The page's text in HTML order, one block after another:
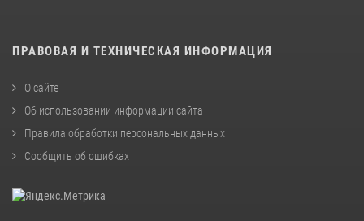
ПРАВОВАЯ И ТЕХНИЧЕСКАЯ ИНФОРМАЦИЯ
О сайте
Об использовании информации сайта
Правила обработки персональных данных
Сообщить об ошибках